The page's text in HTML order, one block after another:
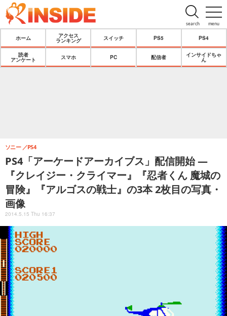
menu
search
ホーム
アクセス
ランキング
スイッチ PS5 PS4
読者
アンケート
スマホ PC 配信者
インサイドちゃ
ん
PS4「アーケードアーカイブス」配信開始 ―
『クレイジー・クライマー』『忍者くん 魔城の
冒険』『アルゴスの戦士』の3本 2枚目の写真・
画像
ソニー PS4
2014.5.15 Thu 16:37